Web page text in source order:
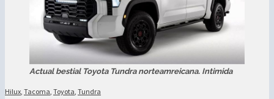
Actual bestial Toyota Tundra norteamreicana. Intimida
Hilux Tacoma Toyota Tundra